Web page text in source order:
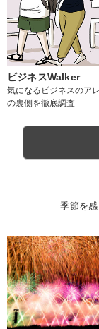
ビジネスWalker
気になるビジネスのア
の裏側を徹底調査
季節を